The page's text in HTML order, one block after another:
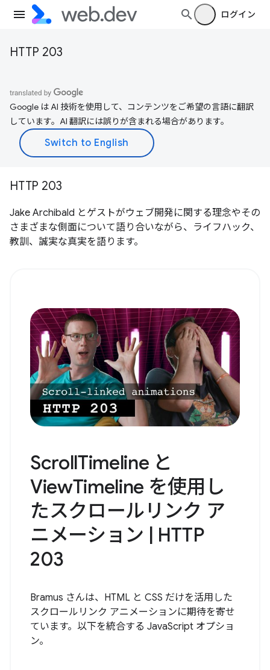
ログイン
HTTP 203
Google は AI 技術を使用して、コンテンツをご希望の言語に翻訳
しています。AI 翻訳には誤りが含まれる場合があります。
HTTP 203
Jake Archibald とゲストがウェブ開発に関する理念やその
さまざまな側面について語り合いながら、ライフハック、
教訓、誠実な真実を語ります。
ScrollTimeline と
ViewTimeline を使用し
たスクロールリンク ア
ニメーション | HTTP
203
Bramus さんは、HTML と CSS だけを活用した
スクロールリンク アニメーションに期待を寄せ
ています。以下を統合する JavaScript オプショ
ン。